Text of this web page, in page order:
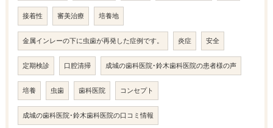
接着性 審美治療 培養地
金属インレーの下に虫歯が再発した症例です。 炎症 安全
定期検診 口腔清掃 成城の歯科医院･鈴木歯科医院の患者様の声
培養 虫歯 歯科医院 コンセプト
成城の歯科医院･鈴木歯科医院の口コミ情報